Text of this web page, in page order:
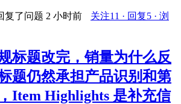
复了问题 2 小时前
关注11 · 回复5 · 浏
标题改完，销量为什么反
题仍然承担产品识别和第
Item Highlights 是补充信